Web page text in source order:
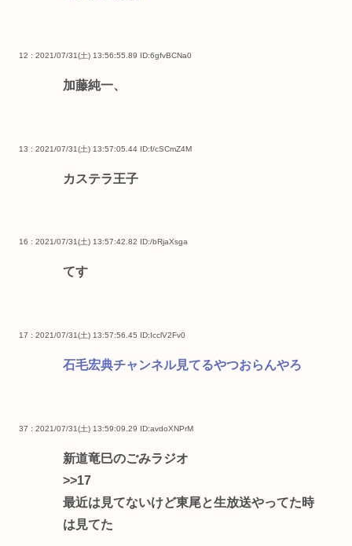
12 : 2021/07/31(土) 13:56:55.89 ID:6gfvBCNa0
加藤純一、
13 : 2021/07/31(土) 13:57:05.44 ID:f/cSCmZ4M
カステラ王子
16 : 2021/07/31(土) 13:57:42.82 ID:/bRjaXsga
てす
17 : 2021/07/31(土) 13:57:56.45 ID:IcclV2Fv0
石毛宏典チャンネル見てるやつおらんやろ
37 : 2021/07/31(土) 13:59:09.29 ID:avdoXNPrM
新道竜巳のごみラジオ
>>17
最近は見てないけど東尾と生放送やってた時
は見てた